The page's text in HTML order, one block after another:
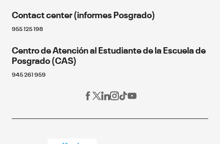
Continental Florida University
Educación continua
Fondo editorial
Próximos eventos
Blog de Posgrado
Estudia en línea
064 481430
Cusco
Arequipa
01 2132760
Contact center (informes Posgrado)
955 125 198
Centro de Atención al Estudiante de la Escuela de
Posgrado (CAS)
945 261 959